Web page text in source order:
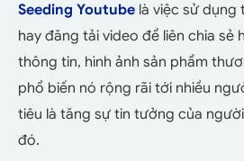
Seeding Youtube là việc sử dụng
hay đăng tải video để liên chia sẻ
thông tin, hình ảnh sản phẩm
phổ biến nó rộng rãi tới nhiều
tiêu là tăng sự tin tưởng của
đó.